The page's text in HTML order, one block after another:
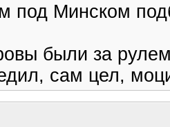
под Минском
были за
сам цел,